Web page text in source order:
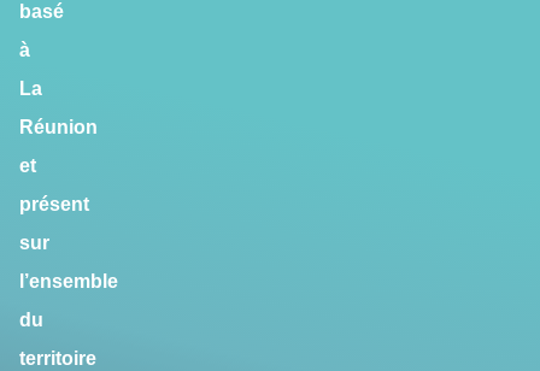
basé
à
La
Réunion
et
présent
sur
l’ensemble
du
territoire